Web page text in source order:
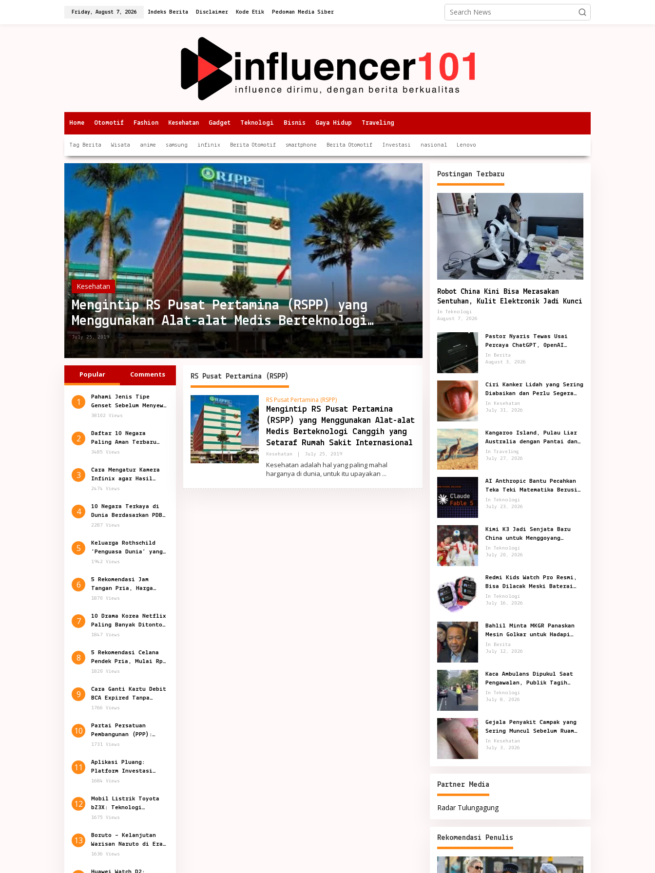
Friday, August 7, 2026 Indeks Berita Disclaimer Kode Etik Pedoman Media Siber
Home Otomotif Fashion Kesehatan Gadget Teknologi Bisnis Gaya Hidup Traveling
Tag Berita Wisata anime samsung infinix Berita Otomotif smartphone Berita Otomotif Investasi nasional Lenovo
Kesehatan
Mengintip RS Pusat Pertamina (RSPP) yang
Menggunakan Alat-alat Medis Berteknologi
Canggih yang Setaraf Rumah Sakit Internasional
July 25, 2019
Popular Comments
1
Pahami Jenis Tipe
Genset Sebelum Menyewa
Genset
38102 Views
2
Daftar 10 Negara
Paling Aman Terbaru
2024, Indonesia Nomor?
3485 Views
3
Cara Mengatur Kamera
Infinix agar Hasil
Foto Jernih dan Bagus
2474 Views
4
10 Negara Terkaya di
Dunia Berdasarkan PDB
Per Kapita
2287 Views
5
Keluarga Rothschild
‘Penguasa Dunia’ yang
Penuh Teori Konspirasi
1942 Views
6
5 Rekomendasi Jam
Tangan Pria, Harga
Mulai Rp 129.000
1870 Views
7
10 Drama Korea Netflix
Paling Banyak Ditonton
Sepanjang 2024
1847 Views
8
5 Rekomendasi Celana
Pendek Pria, Mulai Rp
50.000-an
1820 Views
9
Cara Ganti Kartu Debit
BCA Expired Tanpa
Harus Datang ke Bank
1766 Views
10
Partai Persatuan
Pembangunan (PPP):
Politik Indonesia
1731 Views
11
Aplikasi Pluang:
Platform Investasi
Inovatif di Indonesia
1684 Views
12
Mobil Listrik Toyota
bZ3X: Teknologi
Canggih Harga 200
1675 Views
13
Boruto – Kelanjutan
Warisan Naruto di Era
Shinobi Modern
1636 Views
RS Pusat Pertamina (RSPP)
RS Pusat Pertamina (RSPP)
Mengintip RS Pusat Pertamina
(RSPP) yang Menggunakan Alat-alat
Medis Berteknologi Canggih yang
Setaraf Rumah Sakit Internasional
Kesehatan July 25, 2019By
Kesehatan adalah hal yang paling mahal
harganya di dunia, untuk itu upayakan
Postingan Terbaru
Robot China Kini Bisa Merasakan
Sentuhan, Kulit Elektronik Jadi Kunci
In Teknologi
August 7, 2026
Pastor Nyaris Tewas Usai
Percaya ChatGPT, OpenAI
Digugat di San Francisco
In Berita
August 3, 2026
Ciri Kanker Lidah yang Sering
Diabaikan dan Perlu Segera
Diperiksa
In Kesehatan
July 31, 2026
Kangaroo Island, Pulau Liar
Australia dengan Pantai dan
Satwa Ikonik
In Traveling
July 27, 2026
AI Anthropic Bantu Pecahkan
Teka Teki Matematika Berusia
87 Tahun
In Teknologi
July 23, 2026
Kimi K3 Jadi Senjata Baru
China untuk Menggoyang
Keunggulan AI Amerika
In Teknologi
July 20, 2026
Redmi Kids Watch Pro Resmi,
Bisa Dilacak Meski Baterai
Sudah Habis
In Teknologi
July 16, 2026
Bahlil Minta MKGR Panaskan
Mesin Golkar untuk Hadapi
Pemilu 2029
In Berita
July 12, 2026
Kaca Ambulans Dipukul Saat
Pengawalan, Publik Tagih
Jawaban Polisi
In Teknologi
July 8, 2026
Gejala Penyakit Campak yang
Sering Muncul Sebelum Ruam
Terlihat
In Kesehatan
July 3, 2026
Partner Media
Radar Tulungagung
Rekomendasi Penulis